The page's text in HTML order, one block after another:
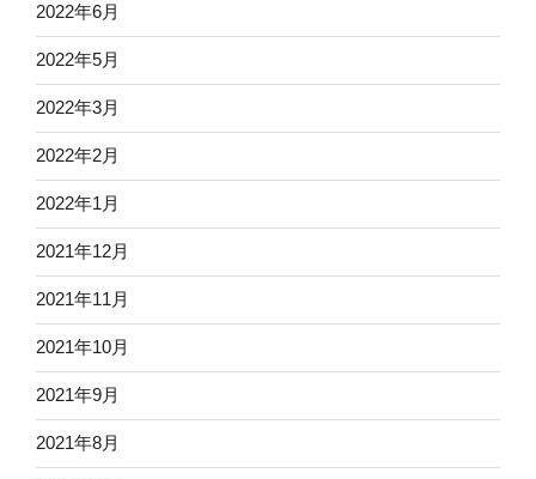
2022年6月
2022年5月
2022年3月
2022年2月
2022年1月
2021年12月
2021年11月
2021年10月
2021年9月
2021年8月